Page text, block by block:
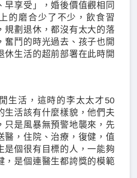
早享受」，婚後價值觀相同
的磨合少了不少，飲食習
規劃退休，都沒有太大的落
奮鬥的時光過去、孩子也開
休生活的超前部署在此時開
生活，這時的李太太才50
生活該有什麼樣貌，他們夫
只是風暴無預警地襲來，先
醫，住院、治療，復健，值
是個很有目標的人，一能夠
，是個連醫生都誇獎的模範